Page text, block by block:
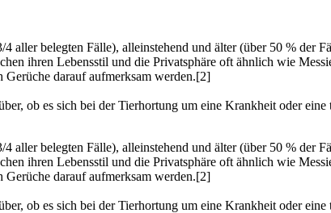
belegten Fälle), alleinstehend und älter (über 50 % der
ihren Lebensstil und die Privatsphäre oft ähnlich wie
Gerüche darauf aufmerksam werden.[2]
ob es sich bei der Tierhortung um eine Krankheit oder
belegten Fälle), alleinstehend und älter (über 50 % der
ihren Lebensstil und die Privatsphäre oft ähnlich wie
Gerüche darauf aufmerksam werden.[2]
ob es sich bei der Tierhortung um eine Krankheit oder